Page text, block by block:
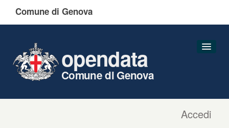
Comune di Genova
Accedi
opendata
Comune di Genova